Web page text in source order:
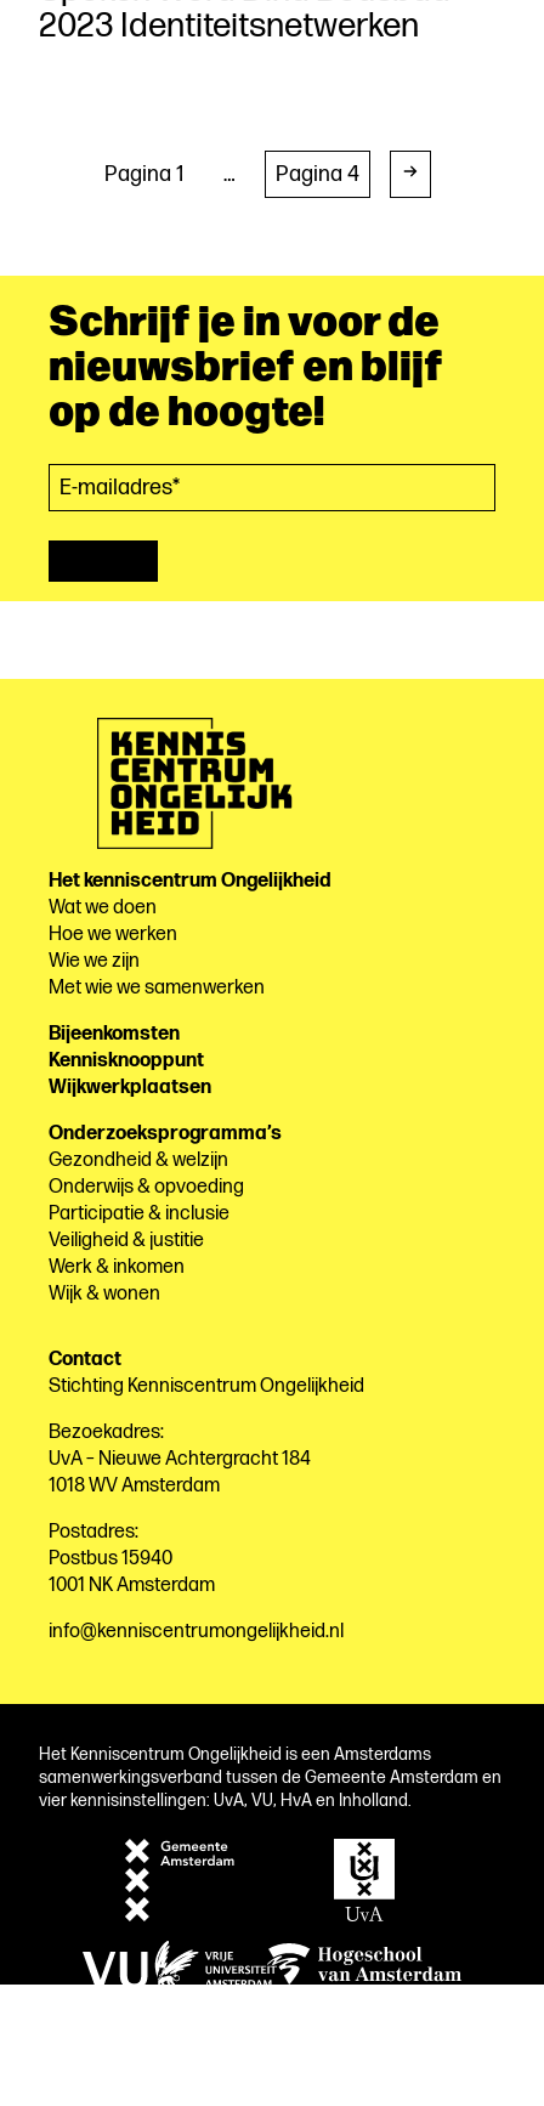
figuren
2023 Identiteitsnetwerken
BerichtenPagina 1 … Pagina 4
Schrijf je in voor de
nieuwsbrief en blijf
op de hoogte!
Het kenniscentrum Ongelijkheid
Wat we doen
Hoe we werken
Wie we zijn
Met wie we samenwerken
Bijeenkomsten
Kennisknooppunt
Wijkwerkplaatsen
Onderzoeksprogramma’s
Gezondheid & welzijn
Onderwijs & opvoeding
Participatie & inclusie
Veiligheid & justitie
Werk & inkomen
Wijk & wonen
Contact
Stichting Kenniscentrum Ongelijkheid
Bezoekadres:
UvA – Nieuwe Achtergracht 184
1018 WV Amsterdam
Postadres:
Postbus 15940
1001 NK Amsterdam
info@kenniscentrumongelijkheid.nl
Het Kenniscentrum Ongelijkheid is een Amsterdams
samenwerkingsverband tussen de Gemeente Amsterdam en
vier kennisinstellingen: UvA, VU, HvA en Inholland.